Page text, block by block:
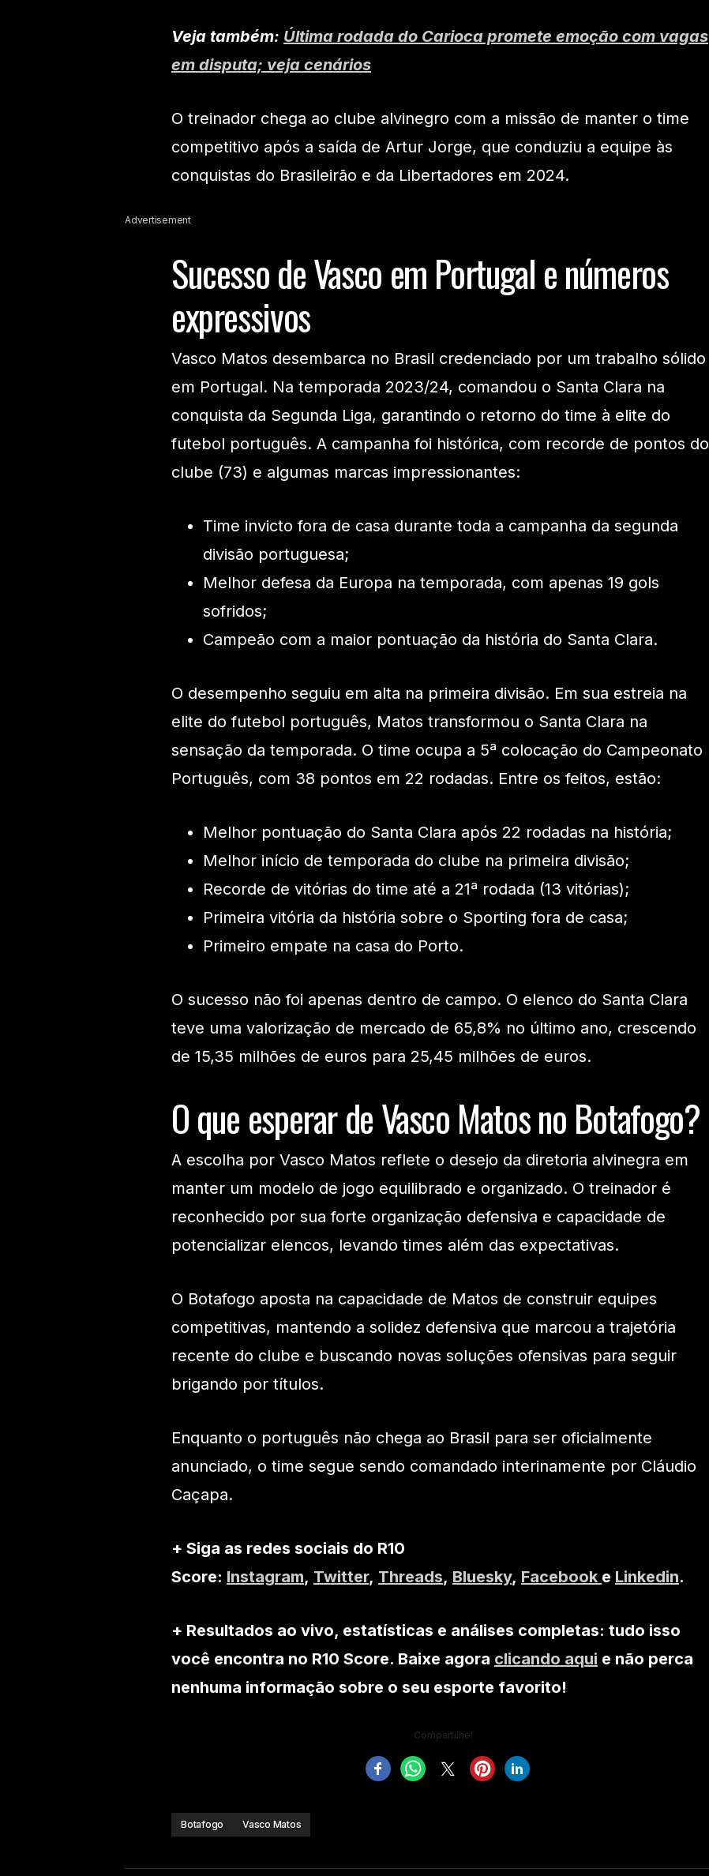
Veja também: Última rodada do Carioca promete emoção com vagas
em disputa; veja cenários
O treinador chega ao clube alvinegro com a missão de manter o time
competitivo após a saída de Artur Jorge, que conduziu a equipe às
conquistas do Brasileirão e da Libertadores em 2024.
Advertisement
Sucesso de Vasco em Portugal e números
expressivos
Vasco Matos desembarca no Brasil credenciado por um trabalho sólido
em Portugal. Na temporada 2023/24, comandou o Santa Clara na
conquista da Segunda Liga, garantindo o retorno do time à elite do
futebol português. A campanha foi histórica, com recorde de pontos do
clube (73) e algumas marcas impressionantes:
Time invicto fora de casa durante toda a campanha da segunda
divisão portuguesa;
Melhor defesa da Europa na temporada, com apenas 19 gols
sofridos;
Campeão com a maior pontuação da história do Santa Clara.
O desempenho seguiu em alta na primeira divisão. Em sua estreia na
elite do futebol português, Matos transformou o Santa Clara na
sensação da temporada. O time ocupa a 5ª colocação do Campeonato
Português, com 38 pontos em 22 rodadas. Entre os feitos, estão:
Melhor pontuação do Santa Clara após 22 rodadas na história;
Melhor início de temporada do clube na primeira divisão;
Recorde de vitórias do time até a 21ª rodada (13 vitórias);
Primeira vitória da história sobre o Sporting fora de casa;
Primeiro empate na casa do Porto.
O sucesso não foi apenas dentro de campo. O elenco do Santa Clara
teve uma valorização de mercado de 65,8% no último ano, crescendo
de 15,35 milhões de euros para 25,45 milhões de euros.
O que esperar de Vasco Matos no Botafogo?
A escolha por Vasco Matos reflete o desejo da diretoria alvinegra em
manter um modelo de jogo equilibrado e organizado. O treinador é
reconhecido por sua forte organização defensiva e capacidade de
potencializar elencos, levando times além das expectativas.
O Botafogo aposta na capacidade de Matos de construir equipes
competitivas, mantendo a solidez defensiva que marcou a trajetória
recente do clube e buscando novas soluções ofensivas para seguir
brigando por títulos.
Enquanto o português não chega ao Brasil para ser oficialmente
anunciado, o time segue sendo comandado interinamente por Cláudio
Caçapa.
+ Siga as redes sociais do R10
Score: Instagram, Twitter, Threads, Bluesky, Facebook e Linkedin.
+ Resultados ao vivo, estatísticas e análises completas: tudo isso
você encontra no R10 Score. Baixe agora clicando aqui e não perca
nenhuma informação sobre o seu esporte favorito!
Compartilhe!
Botafogo Vasco Matos